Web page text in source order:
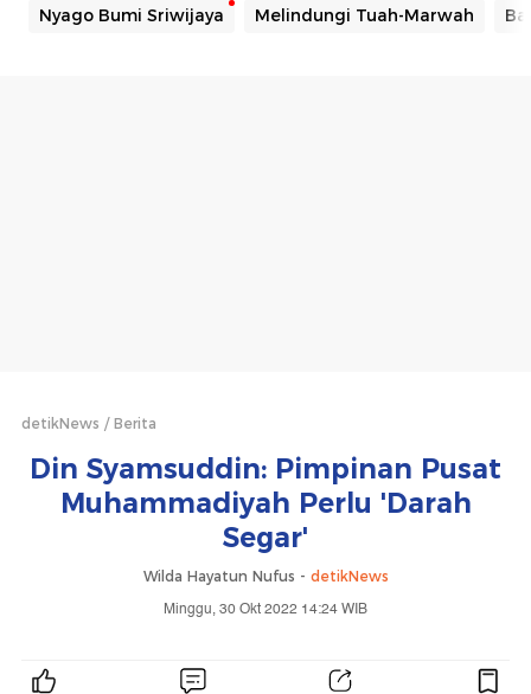
Nyago Bumi Sriwijaya Melindungi Tuah-Marwah
detikNews Berita
Din Syamsuddin: Pimpinan Pusat
Muhammadiyah Perlu 'Darah
Segar'
Wilda Hayatun Nufus - detikNews
Minggu, 30 Okt 2022 14:24 WIB